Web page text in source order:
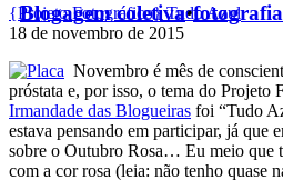
Blogagem coletiva•fotografia
{Projeto Fotográfico} Tudo Azul
18 de novembro de 2015
Novembro é mês de
próstata e, por isso, o tema do Projeto
Irmandade das Blogueiras foi “Tudo
estava pensando em participar, já que
sobre o Outubro Rosa… Eu meio que
com a cor rosa (leia: não tenho quase